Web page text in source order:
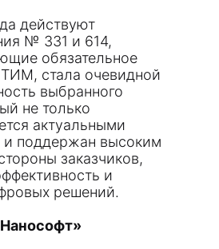
действуют
№ 331 и 614,
обязательное
стала очевидной
выбранного
не только
актуальными
поддержан высоким
заказчиков,
и
решений.